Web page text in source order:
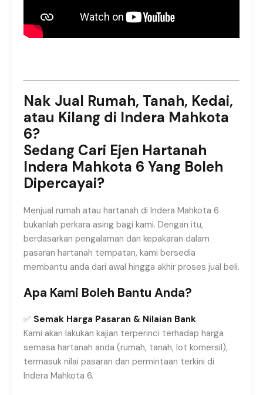
Nak Jual Rumah, Tanah, Kedai,
atau Kilang di Indera Mahkota
6?
Sedang Cari Ejen Hartanah
Indera Mahkota 6 Yang Boleh
Dipercayai?
Menjual rumah atau hartanah di Indera Mahkota 6
bukanlah perkara asing bagi kami. Dengan itu,
berdasarkan pengalaman dan kepakaran dalam
pasaran hartanah tempatan, kami bersedia
membantu anda dari awal hingga akhir proses jual beli.
Apa Kami Boleh Bantu Anda?
✅ Semak Harga Pasaran & Nilaian Bank
Kami akan lakukan kajian terperinci terhadap harga
semasa hartanah anda (rumah, tanah, lot komersil),
termasuk nilai pasaran dan permintaan terkini di
Indera Mahkota 6.